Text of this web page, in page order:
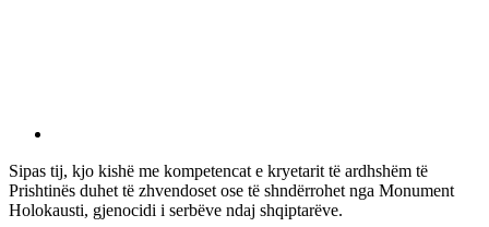
Sipas tij, kjo kishë me kompetencat e kryetarit të ardhshëm të
Prishtinës duhet të zhvendoset ose të shndërrohet nga Monument
Holokausti, gjenocidi i serbëve ndaj shqiptarëve.